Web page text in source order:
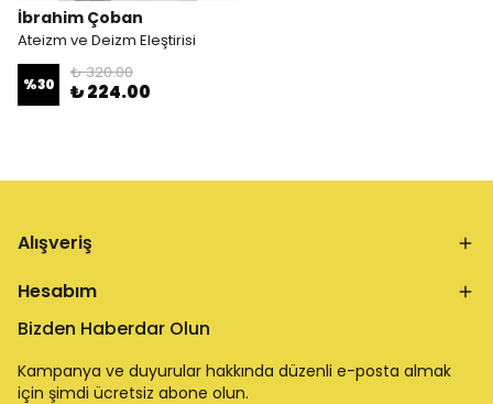
İbrahim Çoban
Ateizm ve Deizm Eleştirisi
%30
₺ 320.00
₺ 224.00
Alışveriş
Hesabım
Bizden Haberdar Olun
Kampanya ve duyurular hakkında düzenli e-posta almak
için şimdi ücretsiz abone olun.